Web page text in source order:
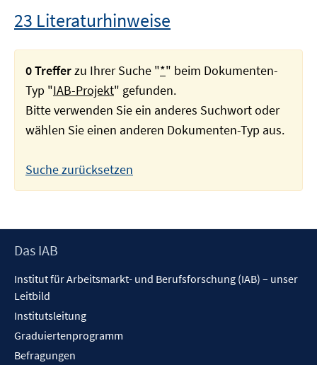
23 Literaturhinweise
0 Trefferzu Ihrer Suche "*" beim Dokumenten-
Typ "IAB-Projekt" gefunden.
Bitte verwenden Sie ein anderes Suchwort oder
wählen Sie einen anderen Dokumenten-Typ aus.
Suche zurücksetzen
Footer
Das IAB
Institut für Arbeitsmarkt- und Berufsforschung (IAB) – unser
Leitbild
Institutsleitung
Graduiertenprogramm
Befragungen